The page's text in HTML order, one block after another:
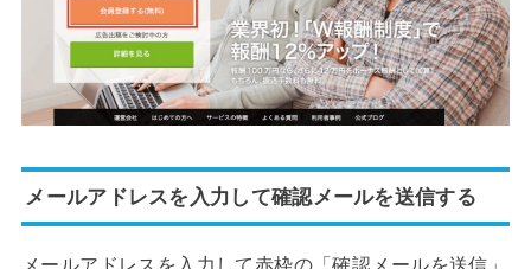
メールアドレスを入力して確認メールを送信する
メールアドレスを入力して赤枠の「確認メールを送信」